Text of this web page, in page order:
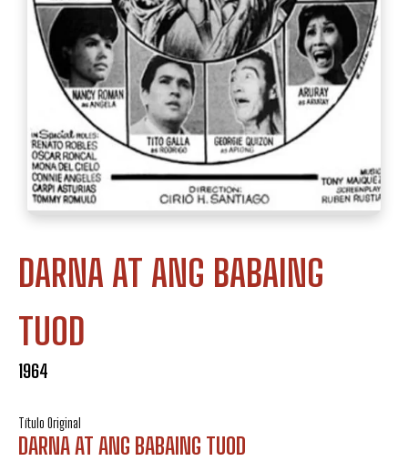
DARNA AT ANG BABAING
TUOD
1964
Título Original
DARNA AT ANG BABAING TUOD